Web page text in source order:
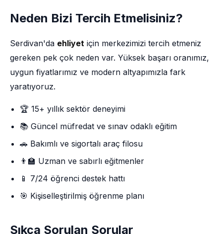
Neden Bizi Tercih Etmelisiniz?
Serdivan'da ehliyet için merkezimizi tercih etmeniz
gereken pek çok neden var. Yüksek başarı oranımız,
uygun fiyatlarımız ve modern altyapımızla fark
yaratıyoruz.
🏆 15+ yıllık sektör deneyimi
📚 Güncel müfredat ve sınav odaklı eğitim
🚗 Bakımlı ve sigortalı araç filosu
👨‍🏫 Uzman ve sabırlı eğitmenler
📱 7/24 öğrenci destek hattı
🎯 Kişiselleştirilmiş öğrenme planı
Sıkça Sorulan Sorular